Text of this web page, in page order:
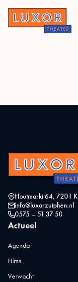
Houtmarkt 64, 7201
info@luxorzutphen.nl
0575 – 51 37 50
Actueel
Agenda
Films
Verwacht